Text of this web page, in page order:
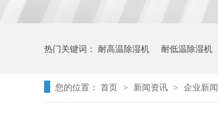
热门关键词： 耐高温除湿机 耐低温除湿机
您的位置： 首页 > 新闻资讯 > 企业新闻